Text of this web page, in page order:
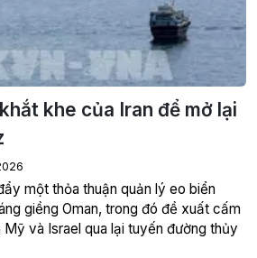
khe của Iran để mở lại
một thỏa thuận quản lý eo biển
giềng Oman, trong đó đề xuất cấm
và Israel qua lại tuyến đường thủy